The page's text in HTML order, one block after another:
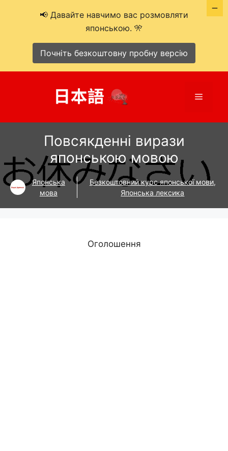
Меню
Повсякденні вирази
японською мовою
Японська
мова
Безкоштовний курс японської мови,
Японська лексика
Оголошення
📢 Давайте навчимо вас розмовляти
японською. 🎌
Почніть безкоштовну пробну версію